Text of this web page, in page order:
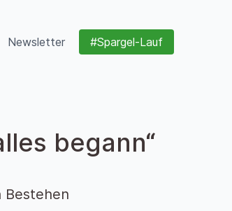
Newsletter #Spargel-Lauf
begann“
Bestehen